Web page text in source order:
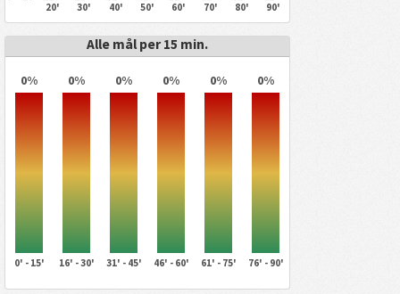
20'
30'
40'
50'
60'
70'
80'
90'
Alle mål per 15 min.
0% 0% 0% 0% 0% 0%
0' - 15' 16' - 30' 31' - 45' 46' - 60' 61' - 75' 76' - 90'